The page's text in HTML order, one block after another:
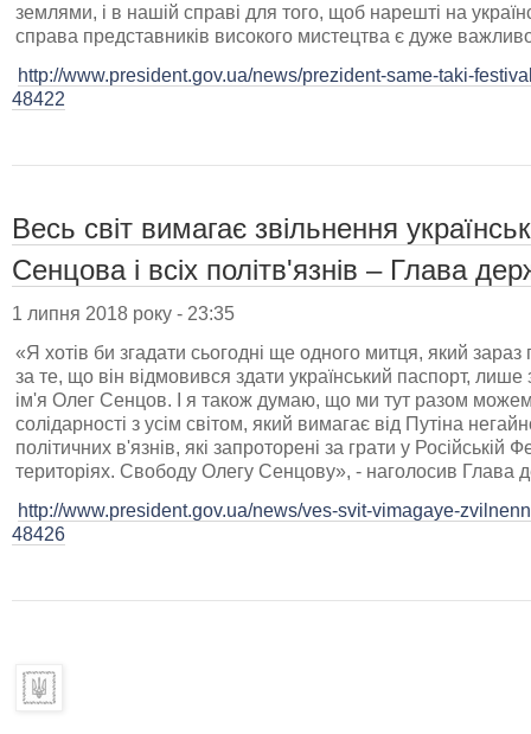
землями, і в нашій справі для того, щоб нарешті на
справа представників високого мистецтва є дуже
http://www.president.gov.ua/news/prezident-same-taki-
48422
Весь світ вимагає звільнення
Сенцова і всіх політв'язнів – Глава
1 липня 2018 року - 23:35
«Я хотів би згадати сьогодні ще одного митця, який
за те, що він відмовився здати український паспорт,
ім'я Олег Сенцов. І я також думаю, що ми тут разом
солідарності з усім світом, який вимагає від Путіна
політичних в'язнів, які запроторені за грати у Російській
територіях. Свободу Олегу Сенцову», - наголосив Глава
http://www.president.gov.ua/news/ves-svit-vimagaye-
48426